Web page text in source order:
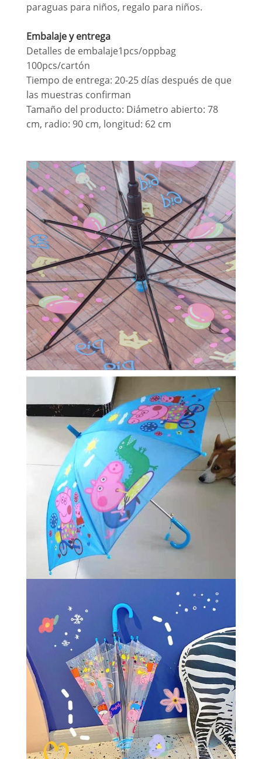
paraguas para niños, regalo para niños.
Embalaje y entrega
Detalles de embalaje1pcs/oppbag
100pcs/cartón
Tiempo de entrega: 20-25 días después de que
las muestras confirman
Tamaño del producto: Diámetro abierto: 78
cm, radio: 90 cm, longitud: 62 cm